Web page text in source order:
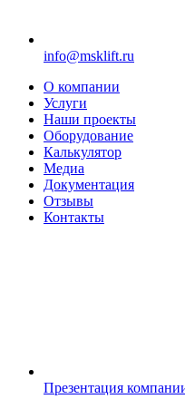
info@msklift.ru
О компании
Услуги
Наши проекты
Оборудование
Калькулятор
Медиа
Документация
Отзывы
Контакты
Презентация